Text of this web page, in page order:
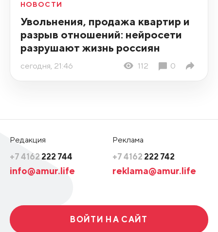
НОВОСТИ
Увольнения, продажа квартир и
разрыв отношений: нейросети
разрушают жизнь россиян
сегодня, 21:46 112 0
Редакция
+7 4162 222 744
info@amur.life
Реклама
+7 4162 222 742
reklama@amur.life
ВОЙТИ НА САЙТ